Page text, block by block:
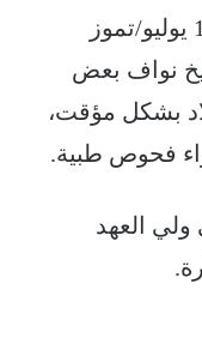
وكان الأمير الراحل قد قرر في 18 يوليو/تموز
نواف بعض
بشكل مؤقت،
فحوص طبية.
ولي العهد